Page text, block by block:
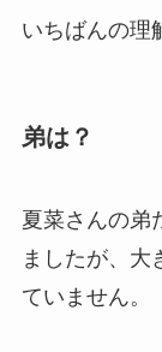
いちばんの理
弟は？
夏菜さんの弟
ましたが、大
ていません。